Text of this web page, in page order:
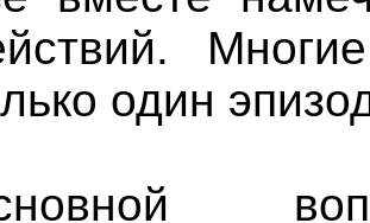
один